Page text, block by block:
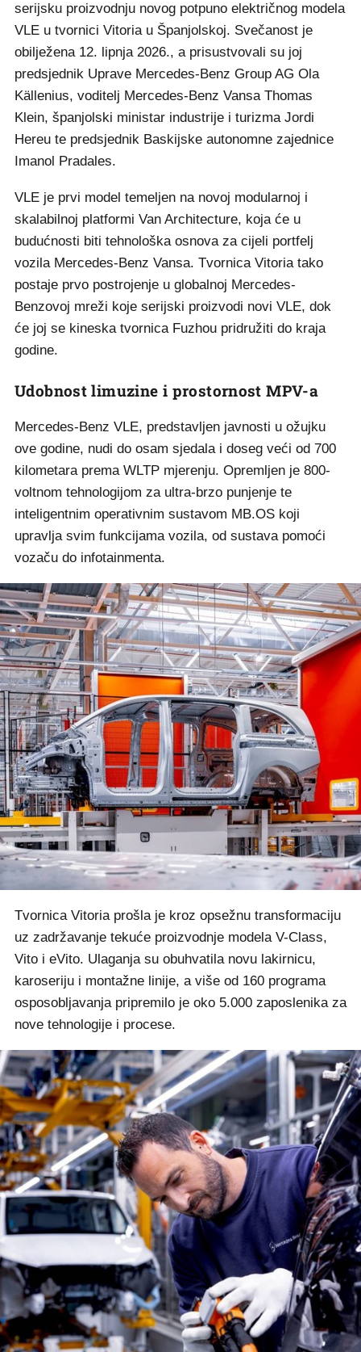
serijsku proizvodnju novog potpuno električnog modela
VLE u tvornici Vitoria u Španjolskoj. Svečanost je
obilježena 12. lipnja 2026., a prisustvovali su joj
predsjednik Uprave Mercedes-Benz Group AG Ola
Källenius, voditelj Mercedes-Benz Vansa Thomas
Klein, španjolski ministar industrije i turizma Jordi
Hereu te predsjednik Baskijske autonomne zajednice
Imanol Pradales.
VLE je prvi model temeljen na novoj modularnoj i
skalabilnoj platformi Van Architecture, koja će u
budućnosti biti tehnološka osnova za cijeli portfelj
vozila Mercedes-Benz Vansa. Tvornica Vitoria tako
postaje prvo postrojenje u globalnoj Mercedes-
Benzovoj mreži koje serijski proizvodi novi VLE, dok
će joj se kineska tvornica Fuzhou pridružiti do kraja
godine.
Udobnost limuzine i prostornost MPV-a
Mercedes-Benz VLE, predstavljen javnosti u ožujku
ove godine, nudi do osam sjedala i doseg veći od 700
kilometara prema WLTP mjerenju. Opremljen je 800-
voltnom tehnologijom za ultra-brzo punjenje te
inteligentnim operativnim sustavom MB.OS koji
upravlja svim funkcijama vozila, od sustava pomoći
vozaču do infotainmenta.
Tvornica Vitoria prošla je kroz opsežnu transformaciju
uz zadržavanje tekuće proizvodnje modela V-Class,
Vito i eVito. Ulaganja su obuhvatila novu lakirnicu,
karoseriju i montažne linije, a više od 160 programa
osposobljavanja pripremilo je oko 5.000 zaposlenika za
nove tehnologije i procese.